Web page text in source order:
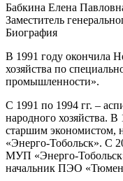
Бабкина Елена
Заместитель
Биография
В 1991 году окончила
хозяйства по
промышленности».
С 1991 по 1994 гг. –
народного хозяйства. В
старшим экономистом,
«Энерго-Тобольск». С
МУП «Энерго-
начальник ПЭО